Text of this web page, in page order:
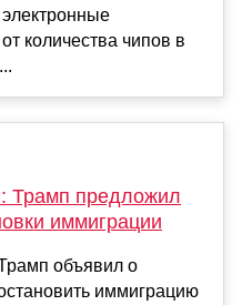
количества чипов в
Трамп предложил
иммиграции
объявил о
иммиграцию